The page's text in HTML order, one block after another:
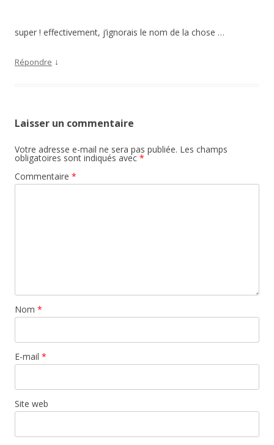
super ! effectivement, j’ignorais le nom de la chose …
Répondre ↓
Laisser un commentaire
Votre adresse e-mail ne sera pas publiée. Les champs
obligatoires sont indiqués avec *
Commentaire *
Nom *
E-mail *
Site web